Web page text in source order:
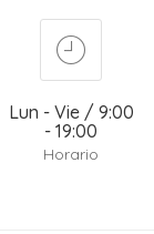
Lun - Vie / 9:00
- 19:00
Horario